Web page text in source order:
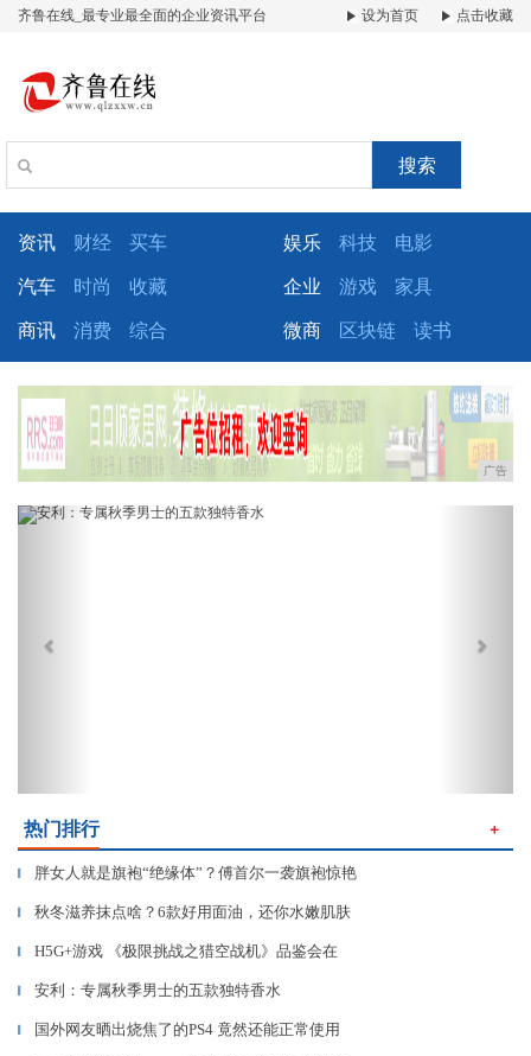
齐鲁在线_最专业最全面的企业资讯平台 设为首页 点击收藏
搜索
资讯 财经 买车 娱乐 科技 电影
汽车 时尚 收藏 企业 游戏 家具
商讯 消费 综合 微商 区块链 读书
广告
Previous
热门排行 ＋
▎ 胖女人就是旗袍“绝缘体”？傅首尔一袭旗袍惊艳
▎ 秋冬滋养抹点啥？6款好用面油，还你水嫩肌肤
▎ H5G+游戏 《极限挑战之猎空战机》品鉴会在
▎ 安利：专属秋季男士的五款独特香水
▎ 国外网友晒出烧焦了的PS4 竟然还能正常使用